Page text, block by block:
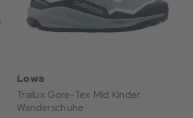
Lowa
Trailux Gore-Tex Mid Kinder
Wanderschuhe